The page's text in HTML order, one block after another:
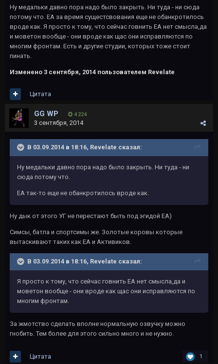
Ну медальки давно пора надо было закрыть. Ни туда - ни сюда
потому что. ЕА за время сущестсвования еще не обанкротилось
вроде как. Я просто к тому, что сейчас говнить ЕА нет смысла,да
и моветон вообще - они вроде как щас они исправляются по
многим фронтам. Есть и другие студии, которых тоже стоит
пинать.
Изменено 3 сентября, 2014 пользователем Revelate
Цитата
GG WP 4 224
3 сентября, 2014
В 03.09.2014 в 18:16, Revelate сказал:
Ну медальки давно пора надо было закрыть. Ни туда - ни
сюда потому что.
ЕА так-то еще не обанкротилось вроде как.
Ну дык от этого УГ не перестают быть под эгидой ЕА)
Симсы, батла и спортсимы же. Золотые коровы которые
вытаскивают таких как ЕА и Активиков.
В 03.09.2014 в 18:16, Revelate сказал:
Я просто к тому, что сейчас говнить ЕА нет смысла,да и
моветон вообще - они вроде как щас они исправляются по
многим фронтам.
За жмотство сделать вполне нормальную озвучку можно
гнобить. Тем более для этого сильно много и не нужно.
1
Цитата